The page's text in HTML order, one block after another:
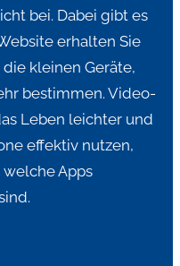
bei. Dabei gibt es
erhalten Sie
kleinen Geräte,
bestimmen. Video-
Leben leichter und
effektiv nutzen,
Apps